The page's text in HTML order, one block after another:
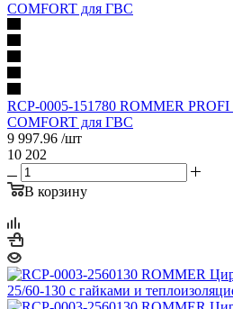
RCP-0005-151780 ROMMER
COMFORT для ГВС
9 997.96 /шт
10 202
В корзину